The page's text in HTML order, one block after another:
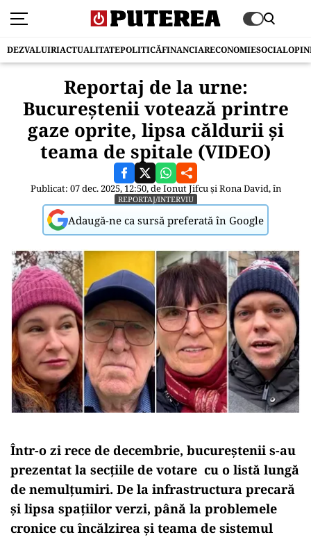
DEZVALUIRIACTUALITATEPOLITICĂFINANCIARECONOMIESOCIAL
Reportaj de la urne:
Bucureștenii votează printre
gaze oprite, lipsa căldurii și
teama de spitale (VIDEO)
Publicat: 07 dec. 2025, 12:50, deIonut JifcușiRona David, în
REPORTAJ/INTERVIU
Adaugă-ne ca sursă preferată în Google
Într-o zi rece de decembrie, bucureștenii s-au
prezentat la secțiile de votare cu o listă lungă
de nemulțumiri. De la infrastructura precară
și lipsa spațiilor verzi, până la problemele
cronice cu încălzirea și teama de sistemul